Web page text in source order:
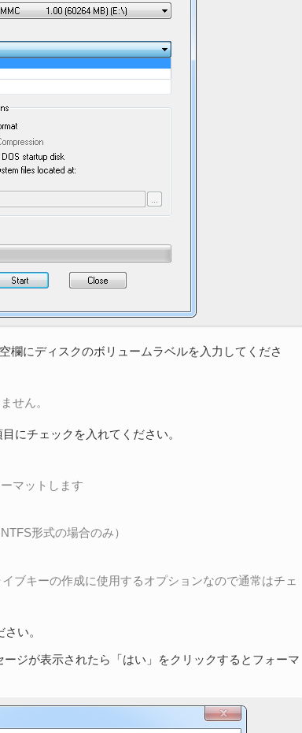
欄にディスクのボリュームラベルを入力してくださ
せん。
にチェックを入れてください。
マットします
形式の場合のみ）
ブキーの作成に使用するオプションなので通常はチェ
い。
ジが表示されたら「はい」をクリックするとフォーマ